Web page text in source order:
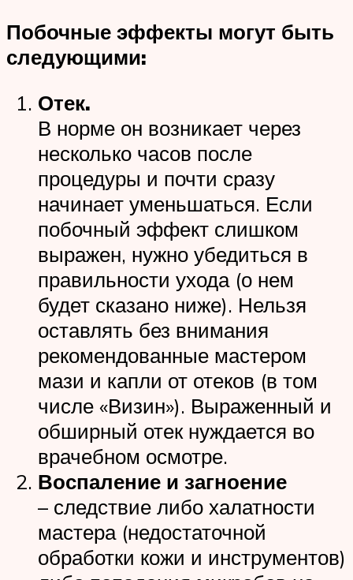
Побочные эффекты могут быть
следующими:
Отек.
В норме он возникает через
несколько часов после
процедуры и почти сразу
начинает уменьшаться. Если
побочный эффект слишком
выражен, нужно убедиться в
правильности ухода (о нем
будет сказано ниже). Нельзя
оставлять без внимания
рекомендованные мастером
мази и капли от отеков (в том
числе «Визин»). Выраженный и
обширный отек нуждается во
врачебном осмотре.
Воспаление и загноение
– следствие либо халатности
мастера (недостаточной
обработки кожи и инструментов)